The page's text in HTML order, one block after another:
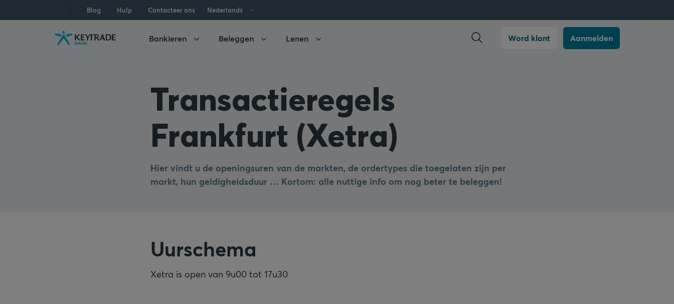
navigatie
aanmelden
inhoud
Blog Hulp Contacteer ons Nederlands
Bankieren Beleggen Lenen Word klant Aanmelden
Transactieregels
Frankfurt (Xetra)
Hier vindt u de openingsuren van de markten, de ordertypes die toegelaten zijn per
markt, hun geldigheidsduur … Kortom: alle nuttige info om nog beter te beleggen!
Uurschema
Xetra is open van 9u00 tot 17u30